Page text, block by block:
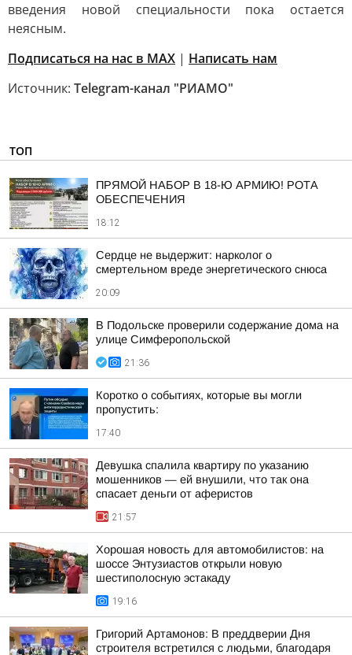
введения новой специальности пока остается
неясным.
Подписаться на нас в MAX | Написать нам
Источник: Telegram-канал "РИАМО"
ТОП
ПРЯМОЙ НАБОР В 18-Ю АРМИЮ! РОТА
ОБЕСПЕЧЕНИЯ
18:12
Сердце не выдержит: нарколог о
смертельном вреде энергетического снюса
20:09
В Подольске проверили содержание дома на
улице Симферопольской
21:36
Коротко о событиях, которые вы могли
пропустить:
17:40
Девушка спалила квартиру по указанию
мошенников — ей внушили, что так она
спасает деньги от аферистов
21:57
Хорошая новость для автомобилистов: на
шоссе Энтузиастов открыли новую
шестиполосную эстакаду
19:16
Григорий Артамонов: В преддверии Дня
строителя встретился с людьми, благодаря